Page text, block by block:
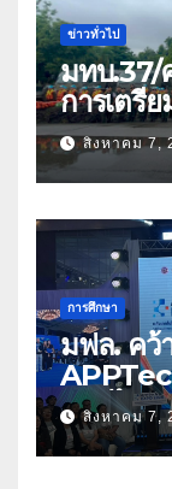
ข่าวทั่วไป
มทบ.37/
การเตรี
ด้านการ
สิงหาคม 7,
การศึกษา
มฟล. คว้
สมุนไพร
พาณิชย์
สิงหาคม 7,